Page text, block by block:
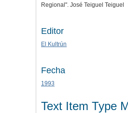
Regional". José Teiguel Teiguel
Editor
El Kultrún
Fecha
1993
Text Item Type